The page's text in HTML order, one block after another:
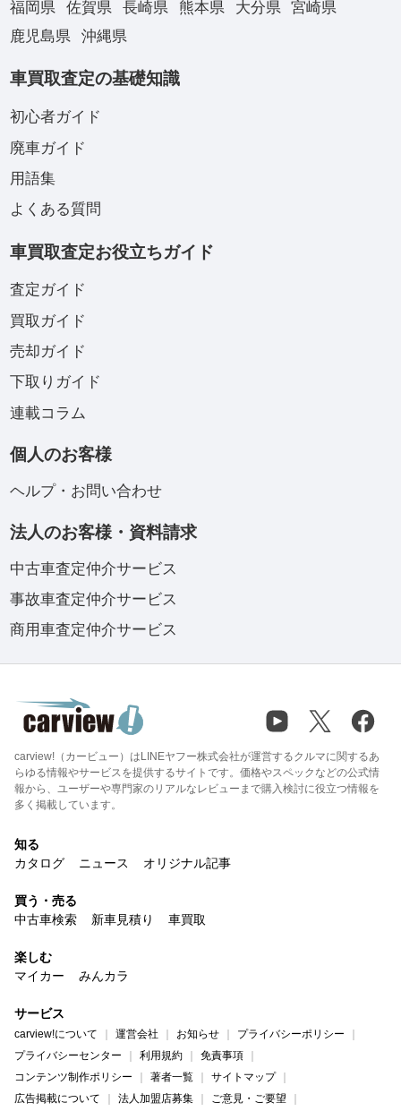
福岡県
佐賀県 長崎県 熊本県 大分県
宮崎県
鹿児島県
沖縄県
車買取査定の基礎知識
初心者ガイド
廃車ガイド
用語集
よくある質問
車買取査定お役立ちガイド
査定ガイド
買取ガイド
売却ガイド
下取りガイド
連載コラム
個人のお客様
ヘルプ・お問い合わせ
法人のお客様・資料請求
中古車査定仲介サービス
事故車査定仲介サービス
商用車査定仲介サービス
carview!（カービュー）はLINEヤフー株式会社が運営するクルマに関するあ
らゆる情報やサービスを提供するサイトです。価格やスペックなどの公式情
報から、ユーザーや専門家のリアルなレビューまで購入検討に役立つ情報を
多く掲載しています。
知る
カタログ
ニュース オリジナル記事
買う・売る
中古車検索
新車見積り 車買取
楽しむ
マイカー
みんカラ
サービス
carview!について 運営会社 お知らせ
プライバシーポリシー
プライバシーセンター
利用規約
免責事項
コンテンツ制作ポリシー
著者一覧
サイトマップ
広告掲載について
法人加盟店募集 ご意見・ご要望